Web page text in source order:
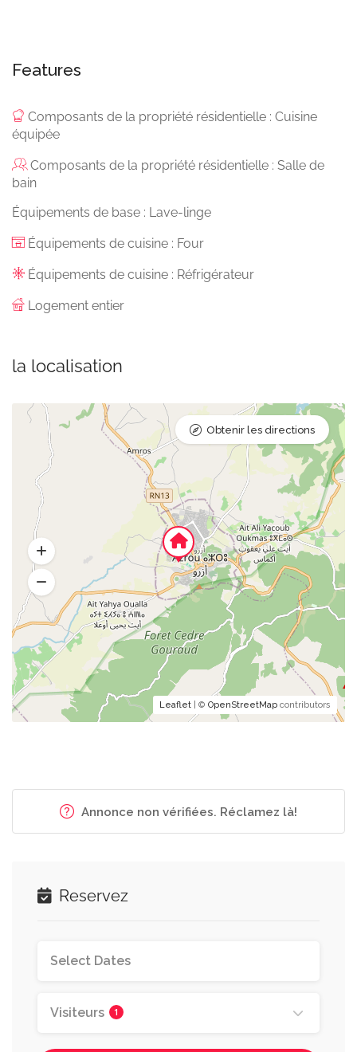
Features
Composants de la propriété résidentielle : Cuisine
équipée
Composants de la propriété résidentielle : Salle de
bain
Équipements de base : Lave-linge
Équipements de cuisine : Four
Équipements de cuisine : Réfrigérateur
Logement entier
la localisation
Leaflet | © OpenStreetMap contributors
Obtenir les directions
Annonce non vérifiées. Réclamez là!
Reservez
Visiteurs 1